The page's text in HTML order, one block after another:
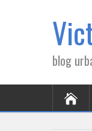
blog